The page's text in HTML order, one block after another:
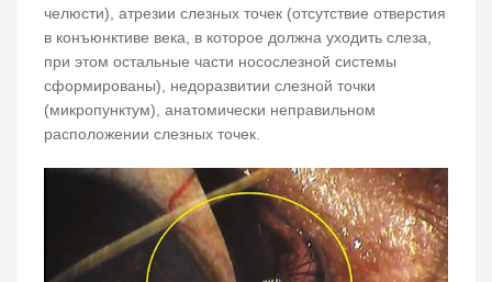
челюсти), атрезии слезных точек (отсутствие отверстия
в конъюнктиве века, в которое должна уходить слеза,
при этом остальные части носослезной системы
сформированы), недоразвитии слезной точки
(микропунктум), анатомически неправильном
расположении слезных точек.